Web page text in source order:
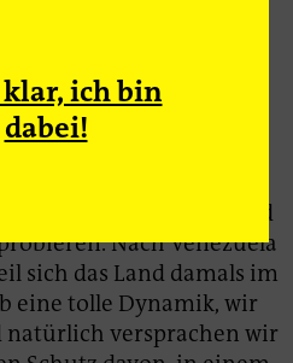
hingeführt?
kreuz und quer durch
sich, zeitweise mal
gab es irgendwo
weiter, oder die
oder sozialen
Punkt angelangt, und
Nach Venezuela
sich das Land damals im
eine tolle Dynamik, wir
natürlich versprachen wir
ich bin
dabei!